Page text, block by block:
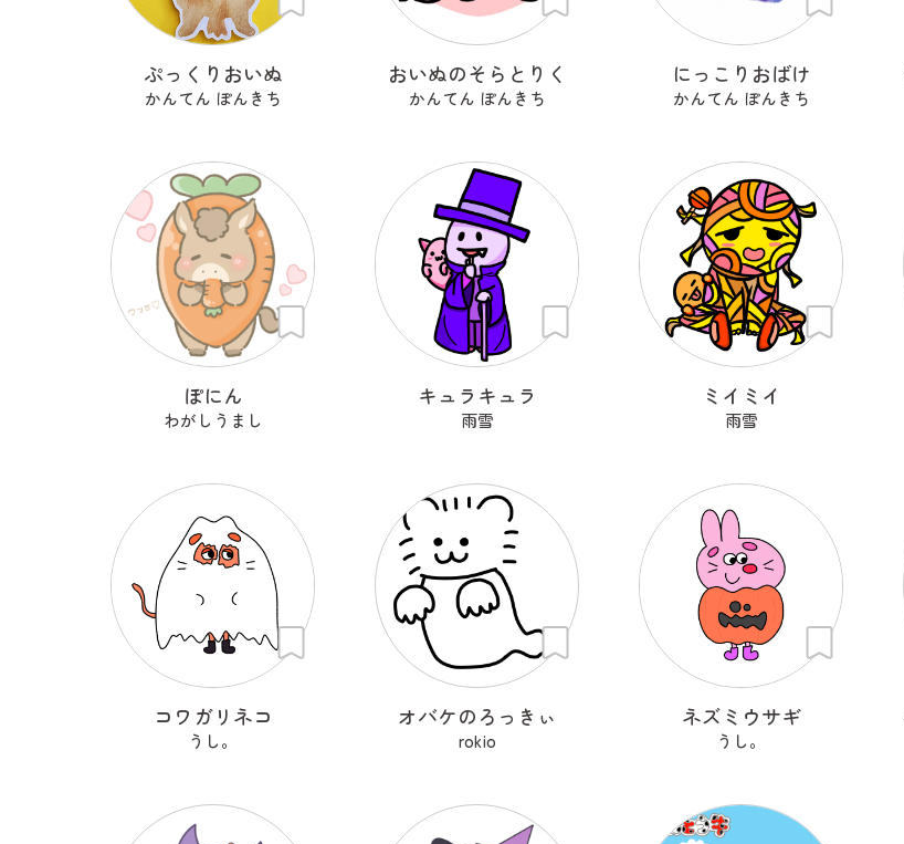
ぷっくりおいぬ
かんてん ぽんきち
おいぬのそらとりく
かんてん ぽんきち
にっこりおばけ
かんてん ぽんきち
ぽにん
わがしうまし
キュラキュラ
雨雪
ミイミイ
雨雪
コワガリネコ
うし。
オバケのろっきぃ
rokio
ネズミウサギ
うし。